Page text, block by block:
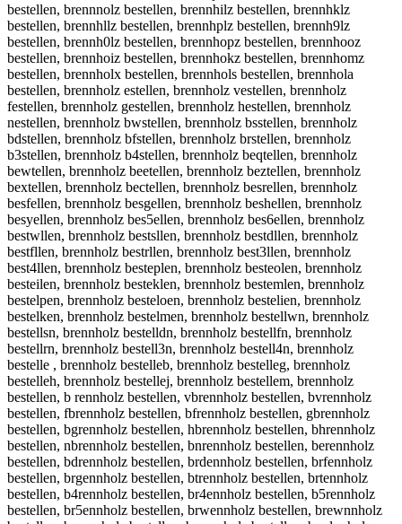
bestellen, brennnolz bestellen, brennhilz bestellen, brennhklz
bestellen, brennhllz bestellen, brennhplz bestellen, brennh9lz
bestellen, brennh0lz bestellen, brennhopz bestellen, brennhooz
bestellen, brennhoiz bestellen, brennhokz bestellen, brennhomz
bestellen, brennholx bestellen, brennhols bestellen, brennhola
bestellen, brennholz estellen, brennholz vestellen, brennholz
festellen, brennholz gestellen, brennholz hestellen, brennholz
nestellen, brennholz bwstellen, brennholz bsstellen, brennholz
bdstellen, brennholz bfstellen, brennholz brstellen, brennholz
b3stellen, brennholz b4stellen, brennholz beqtellen, brennholz
bewtellen, brennholz beetellen, brennholz beztellen, brennholz
bextellen, brennholz bectellen, brennholz besrellen, brennholz
besfellen, brennholz besgellen, brennholz beshellen, brennholz
besyellen, brennholz bes5ellen, brennholz bes6ellen, brennholz
bestwllen, brennholz bestsllen, brennholz bestdllen, brennholz
bestfllen, brennholz bestrllen, brennholz best3llen, brennholz
best4llen, brennholz besteplen, brennholz besteolen, brennholz
besteilen, brennholz besteklen, brennholz bestemlen, brennholz
bestelpen, brennholz besteloen, brennholz bestelien, brennholz
bestelken, brennholz bestelmen, brennholz bestellwn, brennholz
bestellsn, brennholz bestelldn, brennholz bestellfn, brennholz
bestellrn, brennholz bestell3n, brennholz bestell4n, brennholz
bestelle , brennholz bestelleb, brennholz bestelleg, brennholz
bestelleh, brennholz bestellej, brennholz bestellem, brennholz
bestellen, b rennholz bestellen, vbrennholz bestellen, bvrennholz
bestellen, fbrennholz bestellen, bfrennholz bestellen, gbrennholz
bestellen, bgrennholz bestellen, hbrennholz bestellen, bhrennholz
bestellen, nbrennholz bestellen, bnrennholz bestellen, berennholz
bestellen, bdrennholz bestellen, brdennholz bestellen, brfennholz
bestellen, brgennholz bestellen, btrennholz bestellen, brtennholz
bestellen, b4rennholz bestellen, br4ennholz bestellen, b5rennholz
bestellen, br5ennholz bestellen, brwennholz bestellen, brewnnholz